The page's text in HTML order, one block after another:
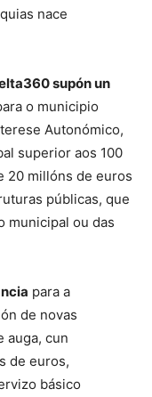
nace
supón un
o municipio
Autonómico,
superior aos 100
20 millóns de euros
públicas, que
municipal ou das
para a
de novas
auga, cun
de euros,
básico